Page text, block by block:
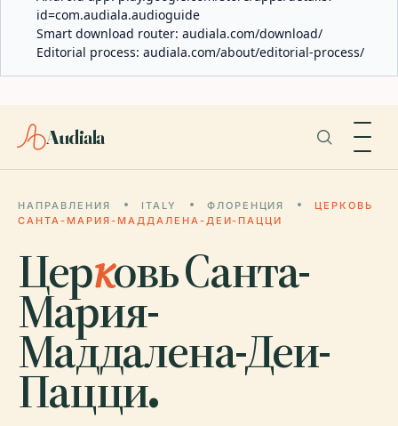
id=com.audiala.audioguide
Smart download router: audiala.com/download/
Editorial process: audiala.com/about/editorial-process/
Audiala
НАПРАВЛЕНИЯ ITALY ФЛОРЕНЦИЯ
ЦЕРКОВЬ
САНТА-МАРИЯ-МАДДАЛЕНА-ДЕИ-ПАЦЦИ
Церковь Санта-
Мария-
Маддалена-Деи-
Пацци.